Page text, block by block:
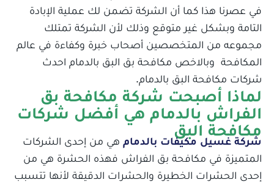
في عصرنا هذا كما أن الشركة تضمن لك عملية الإبادة
التامة وبشكل غير متوقع وذلك لأن الشركة تمتلك
مجموعه من المتخصصين أصحاب خبرة وكفاءة في عالم
المكافحة وبالاخص مكافحة بق البق بالدمام احدث
شركات مكافحة البق بالدمام.
لماذا أصبحت شركة مكافحة بق
الفراش بالدمام هي أفضل شركات
مكافحة البق
شركة غسيل مكيفات بالدمام هي من إحدى الشركات
المتميزة في مكافحة بق الفراش فهذه الحشرة هي من
إحدى الحشرات الخطيرة والحشرات الدقيقة لأنها تتسبب